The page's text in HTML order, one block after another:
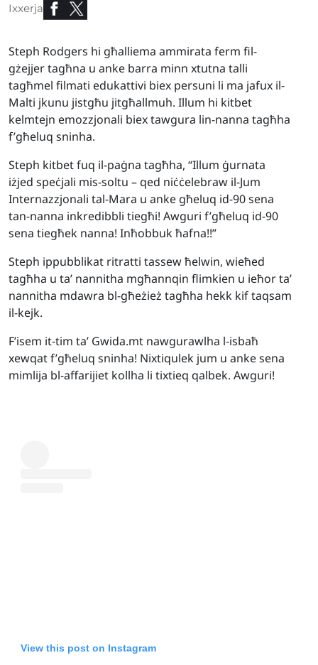
Ixxerja
Steph Rodgers hi għalliema ammirata ferm fil-
gżejjer tagħna u anke barra minn xtutna talli
tagħmel filmati edukattivi biex persuni li ma jafux il-
Malti jkunu jistgħu jitgħallmuh. Illum hi kitbet
kelmtejn emozzjonali biex tawgura lin-nanna tagħha
f’għeluq sninha.
Steph kitbet fuq il-paġna tagħha, “Illum ġurnata
iżjed speċjali mis-soltu – qed niċċelebraw il-Jum
Internazzjonali tal-Mara u anke għeluq id-90 sena
tan-nanna inkredibbli tiegħi! Awguri f’għeluq id-90
sena tiegħek nanna! Inħobbuk ħafna!!”
Steph ippubblikat ritratti tassew ħelwin, wieħed
tagħha u ta’ nannitha mgħannqin flimkien u ieħor ta’
nannitha mdawra bl-għeżież tagħha hekk kif taqsam
il-kejk.
F’isem it-tim ta’ Gwida.mt nawgurawlha l-isbaħ
xewqat f’għeluq sninha! Nixtiqulek jum u anke sena
mimlija bl-affarijiet kollha li tixtieq qalbek. Awguri!
View this post on Instagram